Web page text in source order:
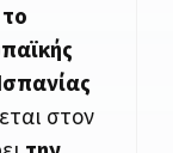
στον